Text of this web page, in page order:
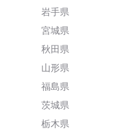
岩手県
宮城県
秋田県
山形県
福島県
茨城県
栃木県